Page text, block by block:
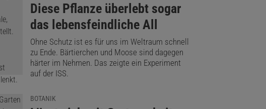
:
Diese Pflanze überlebt sogar
das lebensfeindliche All
Ohne Schutz ist es für uns im Weltraum schnell
zu Ende. Bärtierchen und Moose sind dagegen
härter im Nehmen. Das zeigte ein Experiment
auf der ISS.
BOTANIK